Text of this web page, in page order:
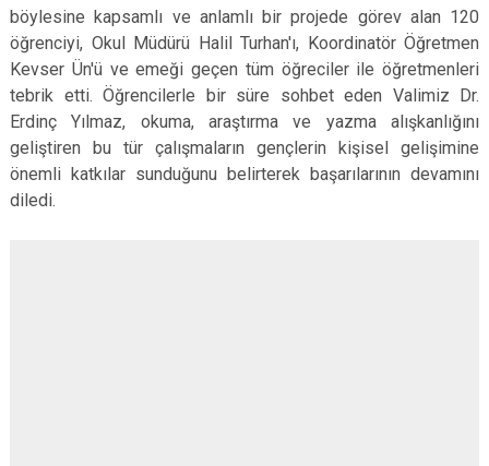
böylesine kapsamlı ve anlamlı bir projede görev alan 120
öğrenciyi, Okul Müdürü Halil Turhan'ı, Koordinatör Öğretmen
Kevser Ün'ü ve emeği geçen tüm öğreciler ile öğretmenleri
tebrik etti. Öğrencilerle bir süre sohbet eden Valimiz Dr.
Erdinç Yılmaz, okuma, araştırma ve yazma alışkanlığını
geliştiren bu tür çalışmaların gençlerin kişisel gelişimine
önemli katkılar sunduğunu belirterek başarılarının devamını
diledi.